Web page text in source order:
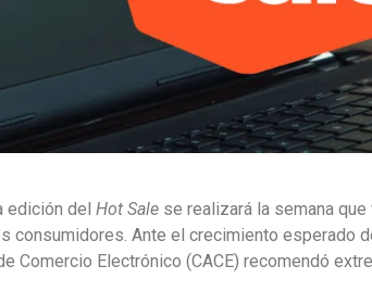
edición del Hot Sale se realizará la semana
consumidores. Ante el crecimiento esperado
Comercio Electrónico (CACE) recomendó